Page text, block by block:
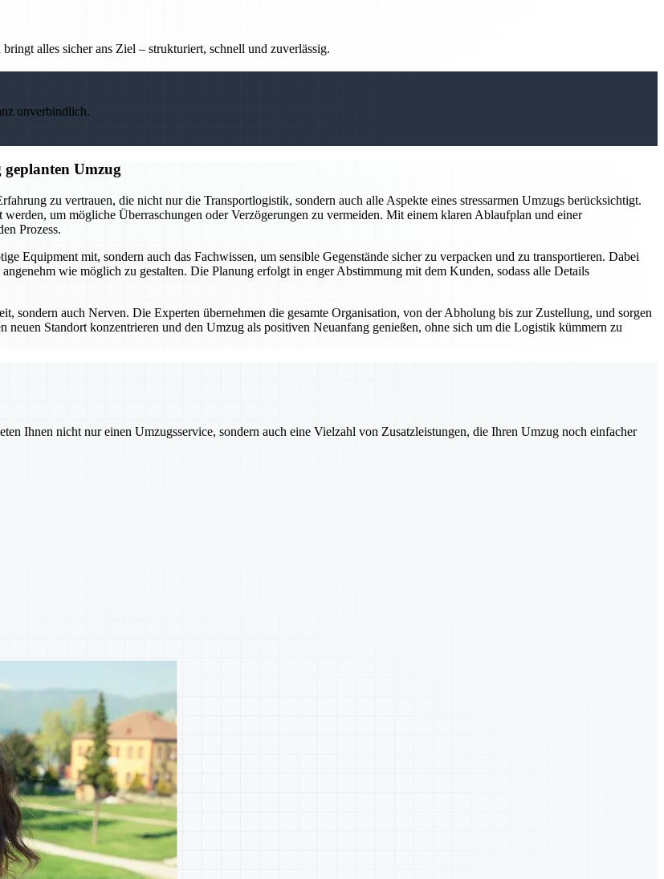
alles sicher ans Ziel – strukturiert, schnell und zuverlässig.
unverbindlich.
Umzug
zu vertrauen, die nicht nur die Transportlogistik, sondern auch alle Aspekte eines stressarmen Umzugs berücksichtigt.
um mögliche Überraschungen oder Verzögerungen zu vermeiden. Mit einem klaren Ablaufplan und einer
Prozess.
Equipment mit, sondern auch das Fachwissen, um sensible Gegenstände sicher zu verpacken und zu transportieren. Dabei
wie möglich zu gestalten. Die Planung erfolgt in enger Abstimmung mit dem Kunden, sodass alle Details
sondern auch Nerven. Die Experten übernehmen die gesamte Organisation, von der Abholung bis zur Zustellung, und sorgen
neuen Standort konzentrieren und den Umzug als positiven Neuanfang genießen, ohne sich um die Logistik kümmern zu
Ihnen nicht nur einen Umzugsservice, sondern auch eine Vielzahl von Zusatzleistungen, die Ihren Umzug noch einfacher